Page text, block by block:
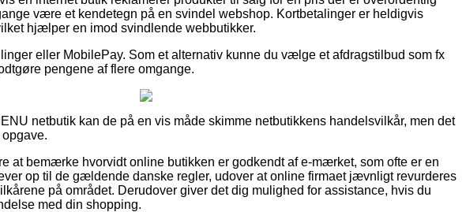
være et kendetegn på en svindel webshop. Kortbetalinger er heldigvis
hjælper en imod svindlende webbutikker.
eller MobilePay. Som et alternativ kunne du vælge et afdragstilbud som fx
pengene af flere omgange.
netbutik kan de på en vis måde skimme netbutikkens handelsvilkår, men det
at bemærke hvorvidt online butikken er godkendt af e-mærket, som ofte er en
op til de gældende danske regler, udover at online firmaet jævnligt revurderes
på området. Derudover giver det dig mulighed for assistance, hvis du
med din shopping.